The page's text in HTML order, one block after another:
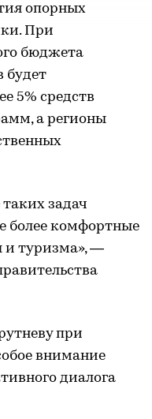
опорных
При
бюджета
будет
5% средств
а регионы
задач
более комфортные
и туризма», —
при
внимание
диалога